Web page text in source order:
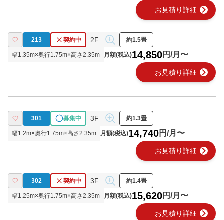
お見積り詳細 chevron_right
213 契約中 2F 約1.5畳
幅1.35m×奥行1.75m×高さ2.35m 月額(税込)14,850円/月〜
お見積り詳細 chevron_right
301 募集中 3F 約1.3畳
幅1.2m×奥行1.75m×高さ2.35m 月額(税込)14,740円/月〜
お見積り詳細 chevron_right
302 契約中 3F 約1.4畳
幅1.25m×奥行1.75m×高さ2.35m 月額(税込)15,620円/月〜
お見積り詳細 chevron_right